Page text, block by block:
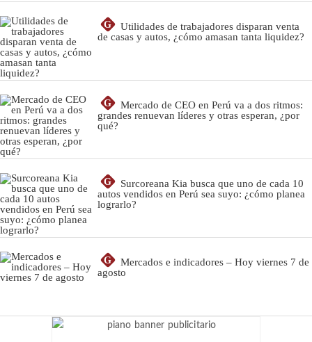
G
Utilidades de trabajadores disparan venta
de casas y autos, ¿cómo amasan tanta liquidez?
G
Mercado de CEO en Perú va a dos ritmos:
grandes renuevan líderes y otras esperan, ¿por
qué?
G
Surcoreana Kia busca que uno de cada 10
autos vendidos en Perú sea suyo: ¿cómo planea
lograrlo?
G
Mercados e indicadores – Hoy viernes 7 de
agosto